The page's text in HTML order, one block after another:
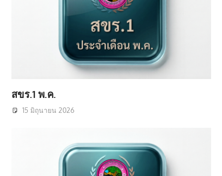
สขร.1 พ.ค.
15 มิถุนายน 2026